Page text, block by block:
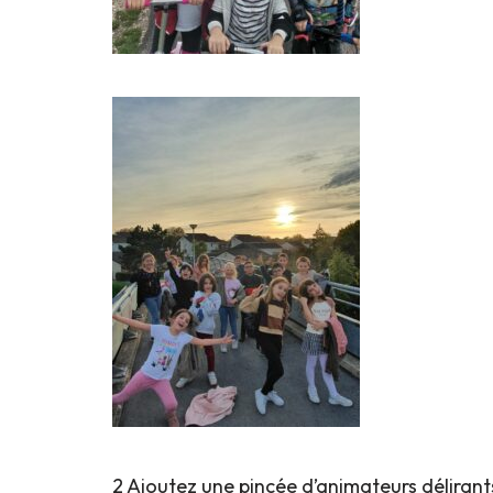
2 Ajoutez une pincée d’animateurs